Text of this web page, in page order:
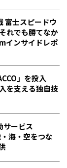
富士スピードウ
れでも勝てなか
インサイドレポ
」を投入
を支える独自技
サービス
海・空をつな